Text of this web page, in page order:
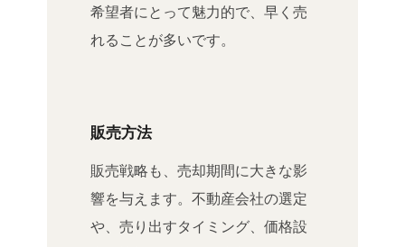
希望者にとって魅力的で、早く売
れることが多いです。
販売方法
販売戦略も、売却期間に大きな影
響を与えます。不動産会社の選定
や、売り出すタイミング、価格設